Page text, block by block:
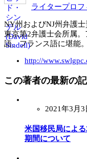
ライタープロフ
NY州およびNJ州弁護
東京第2弁護士会所属
語、フランス語に堪能。
http://
この著者の最新の
2021年3月3
米国移民局によ
期間について